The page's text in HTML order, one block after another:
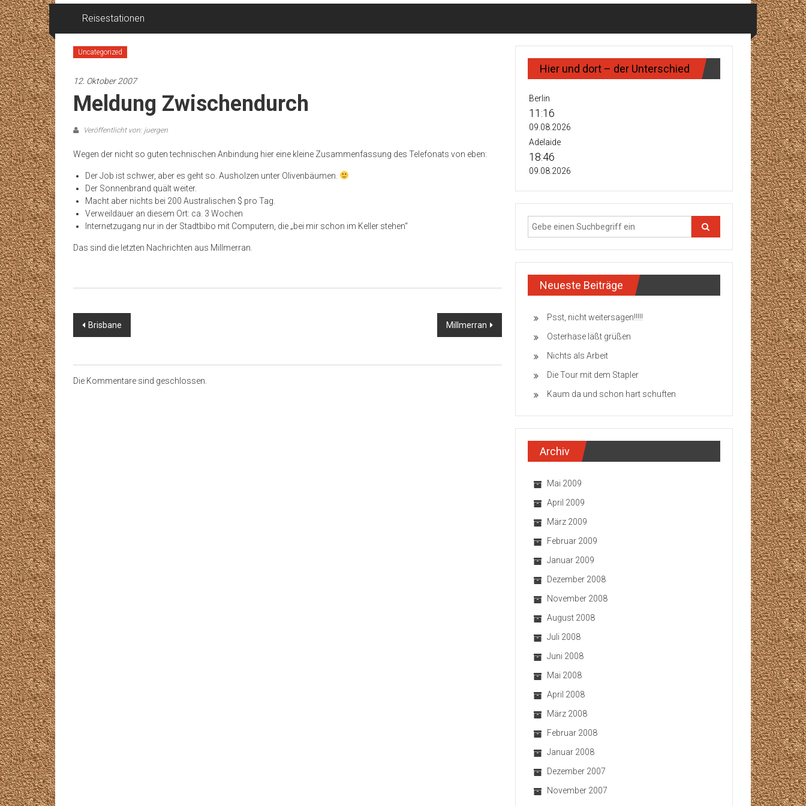
Reisestationen
Uncategorized
12. Oktober 2007
Meldung Zwischendurch
Veröffentlicht von: juergen
Wegen der nicht so guten technischen Anbindung hier eine kleine Zusammenfassung des Telefonats von eben:
Der Job ist schwer, aber es geht so. Ausholzen unter Olivenbäumen.
Der Sonnenbrand quält weiter.
Macht aber nichts bei 200 Australischen $ pro Tag.
Verweildauer an diesem Ort: ca. 3 Wochen
Internetzugang nur in der Stadtbibo mit Computern, die „bei mir schon im Keller stehen“
Das sind die letzten Nachrichten aus Millmerran.
Beitragsnavigation
Brisbane Millmerran
Die Kommentare sind geschlossen.
Hier und dort – der Unterschied
Berlin
11:16
09.08.2026
Adelaide
18:46
09.08.2026
Neueste Beiträge
Psst, nicht weitersagen!!!!!
Osterhase läßt grüßen
Nichts als Arbeit
Die Tour mit dem Stapler
Kaum da und schon hart schuften
Archiv
Mai 2009
April 2009
März 2009
Februar 2009
Januar 2009
Dezember 2008
November 2008
August 2008
Juli 2008
Juni 2008
Mai 2008
April 2008
März 2008
Februar 2008
Januar 2008
Dezember 2007
November 2007